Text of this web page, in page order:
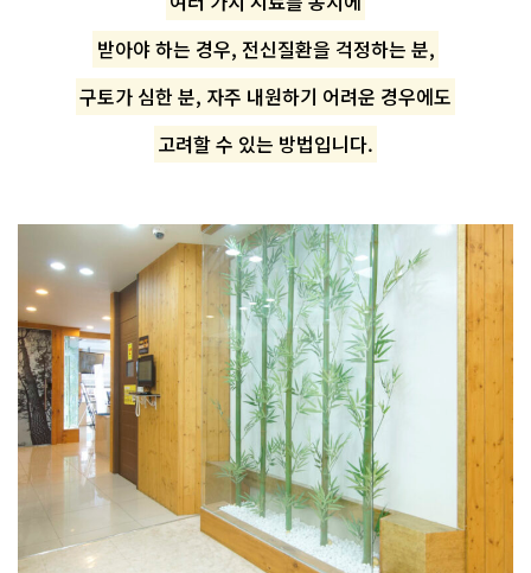
받아야 하는 경우, 전신질환을 걱정하는 분,
구토가 심한 분, 자주 내원하기 어려운 경우에도
고려할 수 있는 방법입니다.